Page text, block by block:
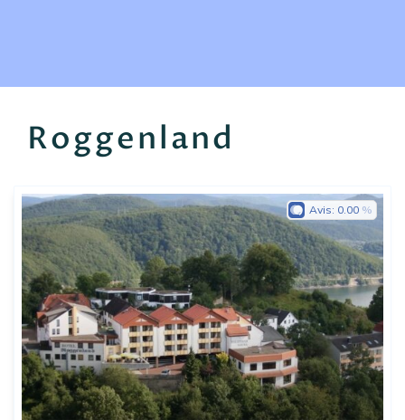
Roggenland
Avis: 0.00